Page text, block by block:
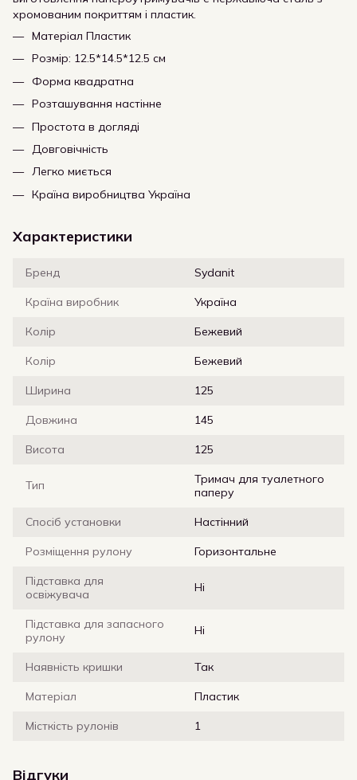
хромованим покриттям і пластик.
Матеріал Пластик
Розмір: 12.5*14.5*12.5 см
Форма квадратна
Розташування настінне
Простота в догляді
Довговічність
Легко миється
Країна виробництва Україна
Характеристики
Бренд Sydanit
Країна виробник Україна
Колір Бежевий
Колір Бежевий
Ширина 125
Довжина 145
Висота 125
Тип
Тримач для туалетного
паперу
Спосіб установки Настінний
Розміщення рулону Горизонтальне
Підставка для
освіжувача
Ні
Підставка для запасного
рулону
Ні
Наявність кришки Так
Матеріал Пластик
Місткість рулонів 1
Відгуки